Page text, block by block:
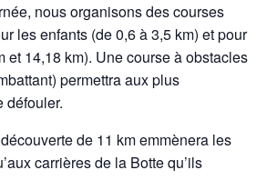
nous organisons des courses
les enfants (de 0,6 à 3,5 km) et pour
et 14,18 km). Une course à obstacles
permettra aux plus
défouler.
de 11 km emmènera les
carrières de la Botte qu’ils